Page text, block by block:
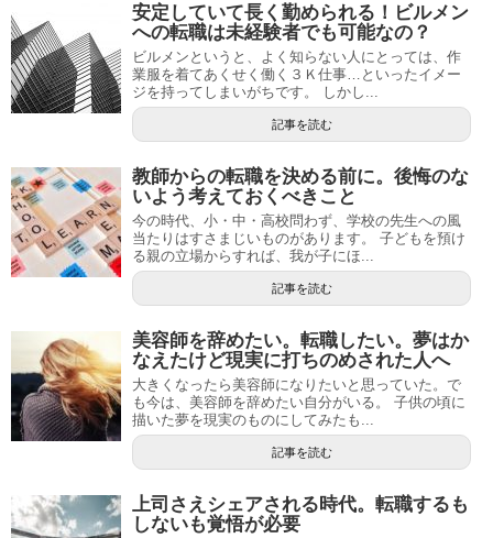
安定していて長く勤められる！ビルメン
への転職は未経験者でも可能なの？
ビルメンというと、よく知らない人にとっては、作
業服を着てあくせく働く３Ｋ仕事…といったイメー
ジを持ってしまいがちです。 しかし...
記事を読む
教師からの転職を決める前に。後悔のな
いよう考えておくべきこと
今の時代、小・中・高校問わず、学校の先生への風
当たりはすさまじいものがあります。 子どもを預け
る親の立場からすれば、我が子にほ...
記事を読む
美容師を辞めたい。転職したい。夢はか
なえたけど現実に打ちのめされた人へ
大きくなったら美容師になりたいと思っていた。で
も今は、美容師を辞めたい自分がいる。 子供の頃に
描いた夢を現実のものにしてみたも...
記事を読む
上司さえシェアされる時代。転職するも
しないも覚悟が必要